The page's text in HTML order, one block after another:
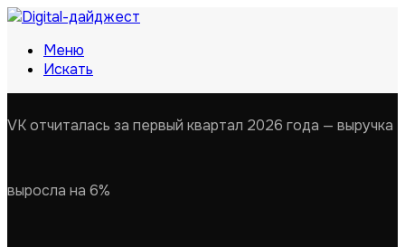
Меню
Искать
VK отчиталась за первый квартал 2026 года — выручка
выросла на 6%